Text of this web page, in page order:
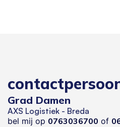
Grad Damen
AXS Logistiek - Breda
bel mij op 0763036700 of